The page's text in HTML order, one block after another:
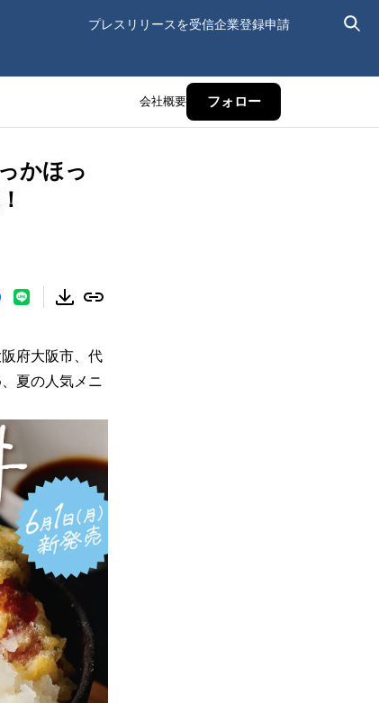
プレスリリースを受信企業登録申請
会社概要 フォロー
かほっ
府大阪市、代
夏の人気メニ